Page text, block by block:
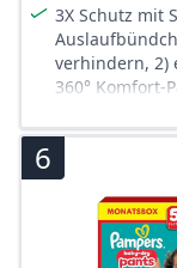
3X Schutz mit
verhindern, 2)
360° Komfort-
Anti-
Beinchen zu
aktiven Babys
Mit einem
sofort
6